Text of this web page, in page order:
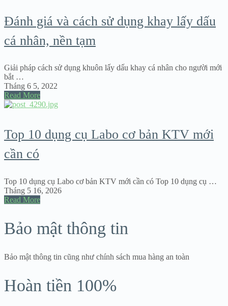
Đánh giá và cách sử dụng khay lấy dấu
cá nhân, nền tạm
Giải pháp cách sử dụng khuôn lấy dấu khay cá nhân cho người mới
bắt …
Tháng 6 5, 2022
Read More
Top 10 dụng cụ Labo cơ bản KTV mới
cần có
Top 10 dụng cụ Labo cơ bản KTV mới cần có Top 10 dụng cụ …
Tháng 5 16, 2026
Read More
Bảo mật thông tin
Bảo mật thông tin cũng như chính sách mua hàng an toàn
Hoàn tiền 100%